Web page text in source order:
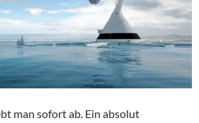
man sofort ab. Ein absolut